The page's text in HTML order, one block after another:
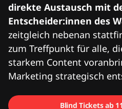
direkte Austausch mit
Entscheider:innen des
zeitgleich nebenan
zum Treffpunkt für alle,
starkem Content
Marketing strategisch
Blind Tickets ab